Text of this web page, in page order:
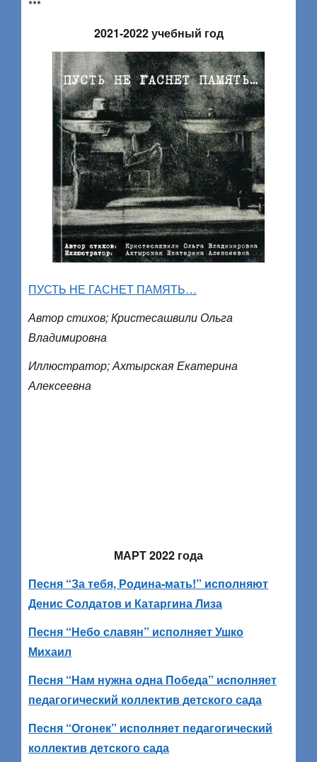
***
2021-2022 учебный год
ПУСТЬ НЕ ГАСНЕТ ПАМЯТЬ…
Автор стихов; Кристесашвили Ольга
Владимировна
Иллюстратор; Ахтырская Екатерина
Алексеевна
МАРТ 2022 года
Песня “За тебя, Родина-мать!” исполняют
Денис Солдатов и Катаргина Лиза
Песня “Небо славян” исполняет Ушко
Михаил
Песня “Нам нужна одна Победа” исполняет
педагогический коллектив детского сада
Песня “Огонек” исполняет педагогический
коллектив детского сада